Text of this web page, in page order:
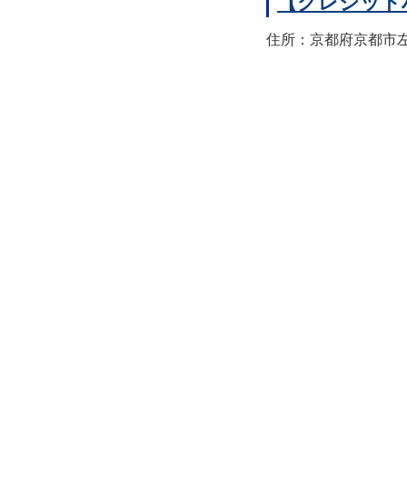
住所：京都府京都市